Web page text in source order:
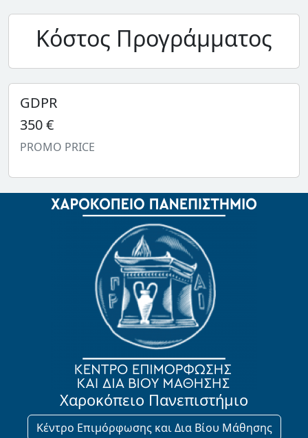
Κόστος Προγράμματος
GDPR
350 €
PROMO PRICE
Χαροκόπειο Πανεπιστήμιο
Κέντρο Επιμόρφωσης και Δια Βίου Μάθησης